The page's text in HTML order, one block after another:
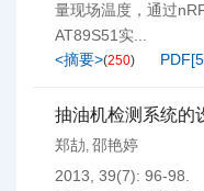
量现场温度，通过
AT89S51实...
<摘要>(250) PDF[
抽油机检测系统的
郑劼, 邵艳婷
2013, 39(7): 96-98.